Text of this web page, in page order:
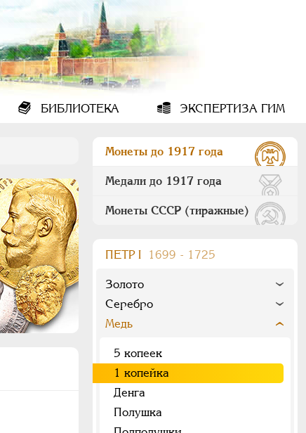
БИБЛИОТЕКА ЭКСПЕРТИЗА ГИМ
Монеты до 1917 года
Медали до 1917 года
Монеты СССР (тиражные)
ПEТР I 1699 - 1725
Золото
Серебро
Медь
5 копеек
1 копейка
Денга
Полушка